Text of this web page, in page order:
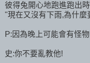
彼得兔開心地跑進跑出
"現在又沒有下雨,為什麼
P:因為晚上可能會有怪
史:你不要亂教他!